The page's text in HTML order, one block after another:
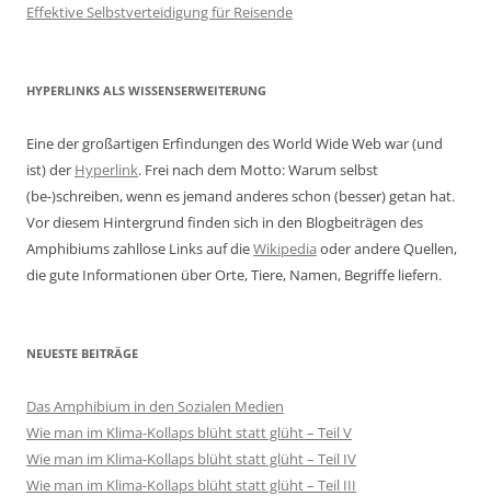
Effektive Selbstverteidigung für Reisende
HYPERLINKS ALS WISSENSERWEITERUNG
Eine der großartigen Erfindungen des World Wide Web war (und
ist) der Hyperlink. Frei nach dem Motto: Warum selbst
(be-)schreiben, wenn es jemand anderes schon (besser) getan hat.
Vor diesem Hintergrund finden sich in den Blogbeiträgen des
Amphibiums zahllose Links auf dieWikipedia oder andere Quellen,
die gute Informationen über Orte, Tiere, Namen, Begriffe liefern.
NEUESTE BEITRÄGE
Das Amphibium in den Sozialen Medien
Wie man im Klima-Kollaps blüht statt glüht – Teil V
Wie man im Klima-Kollaps blüht statt glüht – Teil IV
Wie man im Klima-Kollaps blüht statt glüht – Teil III